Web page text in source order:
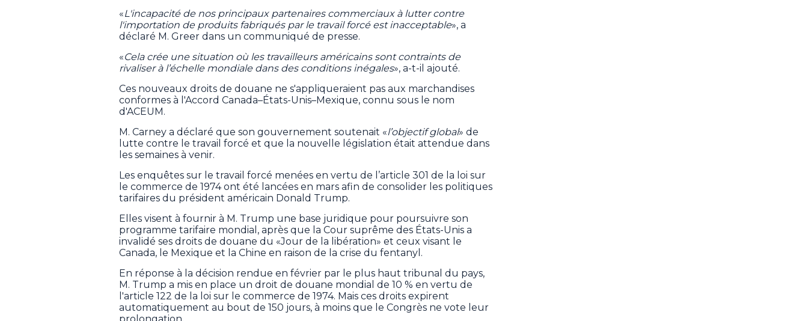
«L'incapacité de nos principaux partenaires commerciaux à lutter contre
l'importation de produits fabriqués par le travail forcé est inacceptable», a
déclaré M. Greer dans un communiqué de presse.
«Cela crée une situation où les travailleurs américains sont contraints de
rivaliser à l’échelle mondiale dans des conditions inégales», a-t-il ajouté.
Ces nouveaux droits de douane ne s'appliqueraient pas aux marchandises
conformes à l'Accord Canada–États-Unis–Mexique, connu sous le nom
d'ACEUM.
M. Carney a déclaré que son gouvernement soutenait «l’objectif global» de
lutte contre le travail forcé et que la nouvelle législation était attendue dans
les semaines à venir.
Les enquêtes sur le travail forcé menées en vertu de l’article 301 de la loi sur
le commerce de 1974 ont été lancées en mars afin de consolider les politiques
tarifaires du président américain Donald Trump.
Elles visent à fournir à M. Trump une base juridique pour poursuivre son
programme tarifaire mondial, après que la Cour suprême des États-Unis a
invalidé ses droits de douane du «Jour de la libération» et ceux visant le
Canada, le Mexique et la Chine en raison de la crise du fentanyl.
En réponse à la décision rendue en février par le plus haut tribunal du pays,
M. Trump a mis en place un droit de douane mondial de 10 % en vertu de
l'article 122 de la loi sur le commerce de 1974. Mais ces droits expirent
automatiquement au bout de 150 jours, à moins que le Congrès ne vote leur